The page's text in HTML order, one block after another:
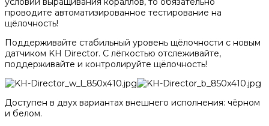
проводите автоматизированное тестирование на
щёлочность!
Поддерживайте стабильный уровень щёлочности с новым
датчиком KH Director. С лёгкостью отслеживайте,
поддерживайте и контролируйте щёлочность!
Доступен в двух вариантах внешнего исполнения: чёрном
и белом.